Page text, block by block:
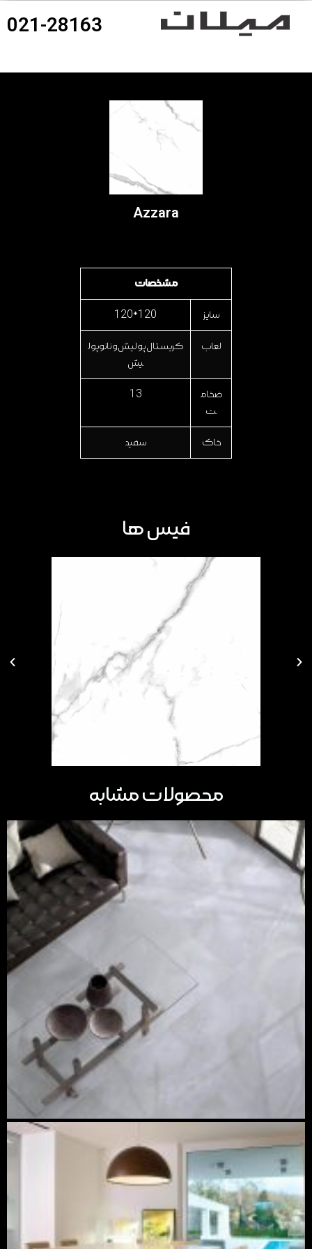
021-28163
Azzara
مشخصات
سایز 120*120
لعاب
کریستال پولیش و نانوپول
یش
ضخام
ت
13
خاک سفید
فیس ها
محصولات مشابه